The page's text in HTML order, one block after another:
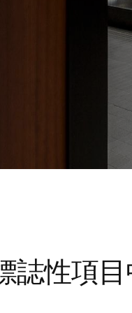
誌性項